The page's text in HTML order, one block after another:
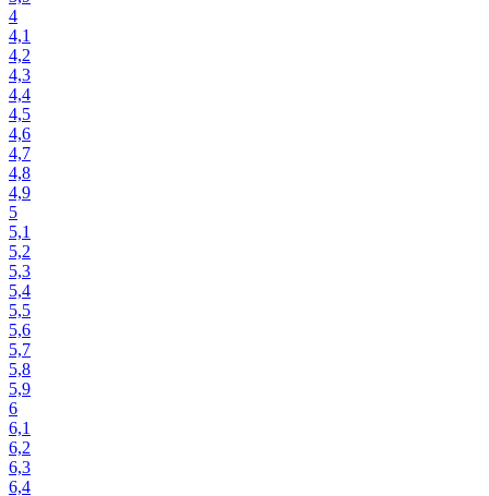
4
4,1
4,2
4,3
4,4
4,5
4,6
4,7
4,8
4,9
5
5,1
5,2
5,3
5,4
5,5
5,6
5,7
5,8
5,9
6
6,1
6,2
6,3
6,4